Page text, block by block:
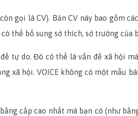
gọi là CV). Bản CV này bao gồm
thể bổ sung sở thích, sở trường của
tự do. Đó có thể là vấn đề xã hội
xã hội. VOICE không có một mẫu
cấp cao nhất mà bạn có (như